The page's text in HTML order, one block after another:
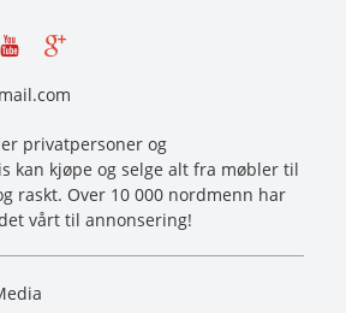
privatpersoner og
kan kjøpe og selge alt fra møbler til
raskt. Over 10 000 nordmenn har
vårt til annonsering!